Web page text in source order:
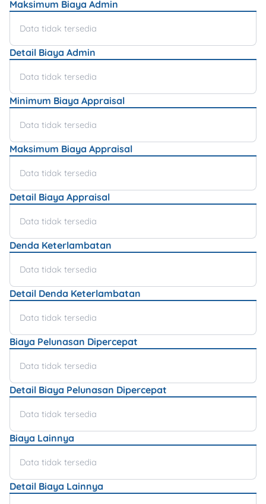
Maksimum Biaya Admin
Data tidak tersedia
Detail Biaya Admin
Data tidak tersedia
Minimum Biaya Appraisal
Data tidak tersedia
Maksimum Biaya Appraisal
Data tidak tersedia
Detail Biaya Appraisal
Data tidak tersedia
Denda Keterlambatan
Data tidak tersedia
Detail Denda Keterlambatan
Data tidak tersedia
Biaya Pelunasan Dipercepat
Data tidak tersedia
Detail Biaya Pelunasan Dipercepat
Data tidak tersedia
Biaya Lainnya
Data tidak tersedia
Detail Biaya Lainnya